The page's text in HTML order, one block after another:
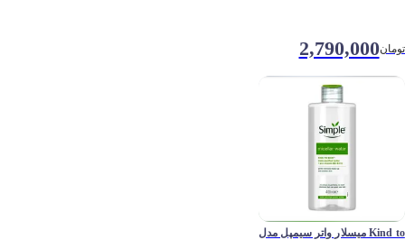
2,790,000تومان
میسلار واتر سیمپل مدل Kind to